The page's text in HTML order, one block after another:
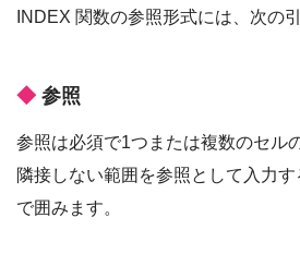
INDEX 関数の参照形式には、次の
参照
参照は必須で1つまたは複数のセル
隣接しない範囲を参照として入力
で囲みます。